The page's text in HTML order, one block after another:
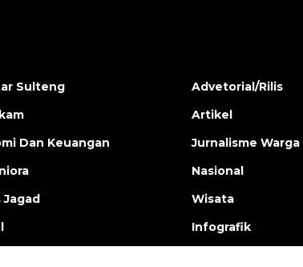
Sulteng
Dan Keuangan
Jagad
Advetorial/Rilis
Artikel
Jurnalisme Warga
Nasional
Wisata
Infografik